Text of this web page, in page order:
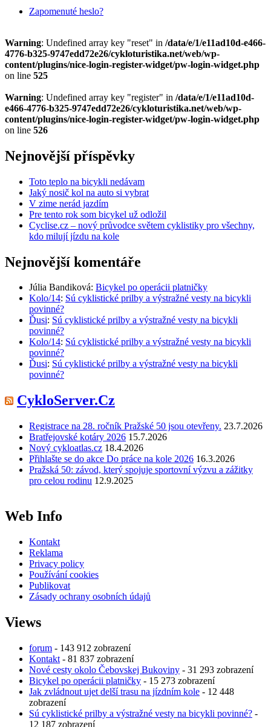
Zapomenuté heslo?
Warning: Undefined array key "reset" in /data/e/1/e11ad10d-e466-
4776-b325-9747edd72e26/cykloturistika.net/web/wp-
content/plugins/nice-login-register-widget/pw-login-widget.php
on line 525
Warning: Undefined array key "register" in /data/e/1/e11ad10d-
e466-4776-b325-9747edd72e26/cykloturistika.net/web/wp-
content/plugins/nice-login-register-widget/pw-login-widget.php
on line 526
Nejnovější příspěvky
Toto teplo na bicykli nedávam
Jaký nosič kol na auto si vybrat
V zime nerád jazdím
Pre tento rok som bicykel už odložil
Cyclise.cz – nový průvodce světem cyklistiky pro všechny,
kdo milují jízdu na kole
Nejnovější komentáře
Júlia Bandiková: Bicykel po operácii platničky
Kolo/14: Sú cyklistické prilby a výstražné vesty na bicykli
povinné?
Ďusi: Sú cyklistické prilby a výstražné vesty na bicykli
povinné?
Kolo/14: Sú cyklistické prilby a výstražné vesty na bicykli
povinné?
Ďusi: Sú cyklistické prilby a výstražné vesty na bicykli
povinné?
CykloServer.Cz
Registrace na 28. ročník Pražské 50 jsou otevřeny. 23.7.2026
Bratřejovské kotáry 2026 15.7.2026
Nový cykloatlas.cz 18.4.2026
Přihlašte se do akce Do práce na kole 2026 16.3.2026
Pražská 50: závod, který spojuje sportovní výzvu a zážitky
pro celou rodinu 12.9.2025
Web Info
Kontakt
Reklama
Privacy policy
Používání cookies
Publikovat
Zásady ochrany osobních údajů
Views
forum - 143 912 zobrazení
Kontakt - 81 837 zobrazení
Nové cesty okolo Čebovskej Bukoviny - 31 293 zobrazení
Bicykel po operácii platničky - 15 273 zobrazení
Jak zvládnout ujet delší trasu na jízdním kole - 12 448
zobrazení
Sú cyklistické prilby a výstražné vesty na bicykli povinné? -
12 187 zobrazení